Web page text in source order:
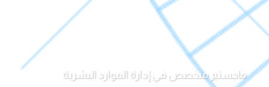
ماجستير متخصص في إدارة الموارد البشرية